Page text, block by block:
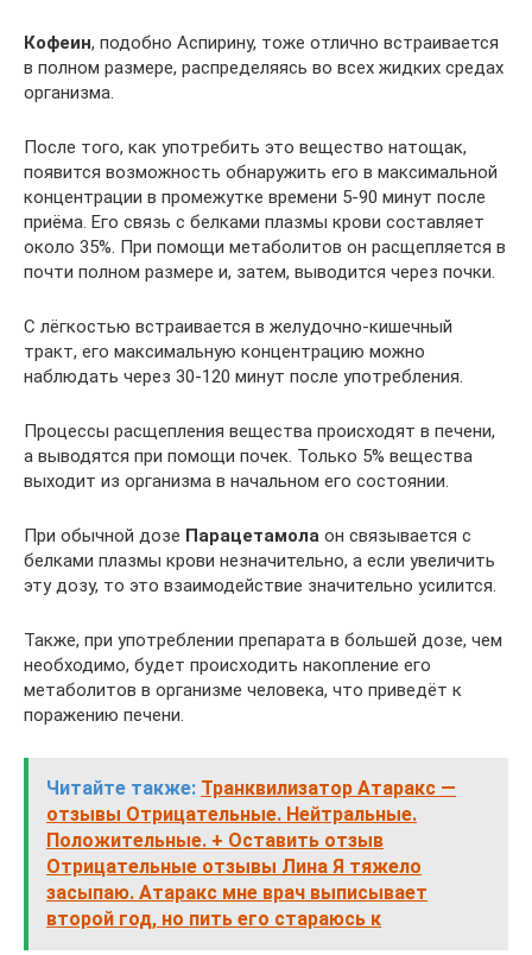
Кофеин, подобно Аспирину, тоже отлично встраивается
в полном размере, распределяясь во всех жидких средах
организма.
После того, как употребить это вещество натощак,
появится возможность обнаружить его в максимальной
концентрации в промежутке времени 5-90 минут после
приёма. Его связь с белками плазмы крови составляет
около 35%. При помощи метаболитов он расщепляется в
почти полном размере и, затем, выводится через почки.
С лёгкостью встраивается в желудочно-кишечный
тракт, его максимальную концентрацию можно
наблюдать через 30-120 минут после употребления.
Процессы расщепления вещества происходят в печени,
а выводятся при помощи почек. Только 5% вещества
выходит из организма в начальном его состоянии.
При обычной дозе Парацетамола он связывается с
белками плазмы крови незначительно, а если увеличить
эту дозу, то это взаимодействие значительно усилится.
Также, при употреблении препарата в большей дозе, чем
необходимо, будет происходить накопление его
метаболитов в организме человека, что приведёт к
поражению печени.
Читайте также: Транквилизатор Атаракс —
отзывы Отрицательные. Нейтральные.
Положительные. + Оставить отзыв
Отрицательные отзывы Лина Я тяжело
засыпаю. Атаракс мне врач выписывает
второй год, но пить его стараюсь к